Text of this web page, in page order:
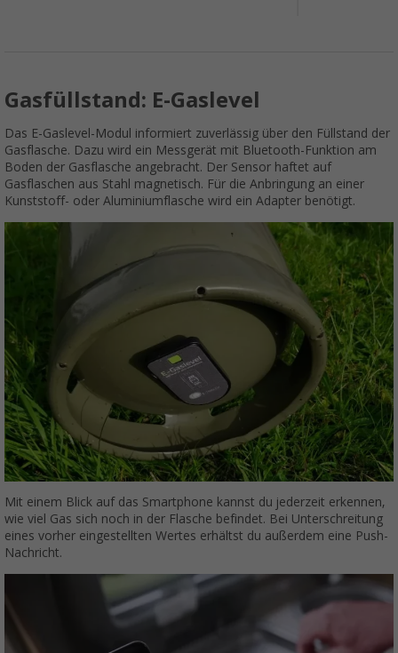
Gasfüllstand: E-Gaslevel
Das E-Gaslevel-Modul informiert zuverlässig über den Füllstand der
Gasflasche. Dazu wird ein Messgerät mit Bluetooth-Funktion am
Boden der Gasflasche angebracht. Der Sensor haftet auf
Gasflaschen aus Stahl magnetisch. Für die Anbringung an einer
Kunststoff- oder Aluminiumflasche wird ein Adapter benötigt.
Mit einem Blick auf das Smartphone kannst du jederzeit erkennen,
wie viel Gas sich noch in der Flasche befindet. Bei Unterschreitung
eines vorher eingestellten Wertes erhältst du außerdem eine Push-
Nachricht.